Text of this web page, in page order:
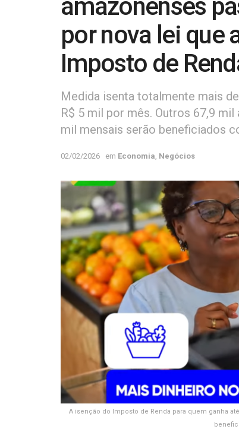
amazonenses
por nova lei que
Imposto de
Medida isenta totalmente mais
R$ 5 mil por mês. Outros 67,9
mil mensais serão beneficiados
02/02/2026 em Economia Negócios
A isenção do Imposto de Renda para quem ganha